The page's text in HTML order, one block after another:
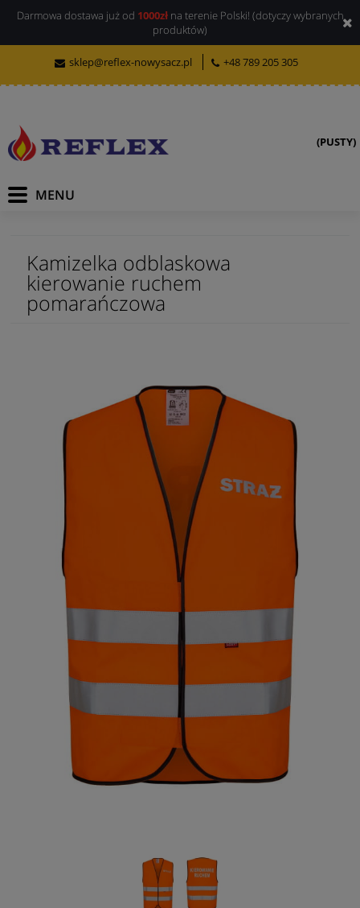
Darmowa dostawa już od 1000złna terenie Polski! (dotyczy wybranych
produktów)
sklep@reflex-nowysacz.pl +48 789 205 305
(PUSTY)
Kamizelka odblaskowa
kierowanie ruchem
pomarańczowa